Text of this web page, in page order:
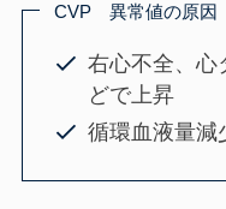
CVP 異常値の原因
右心不全、心
どで上昇
循環血液量減